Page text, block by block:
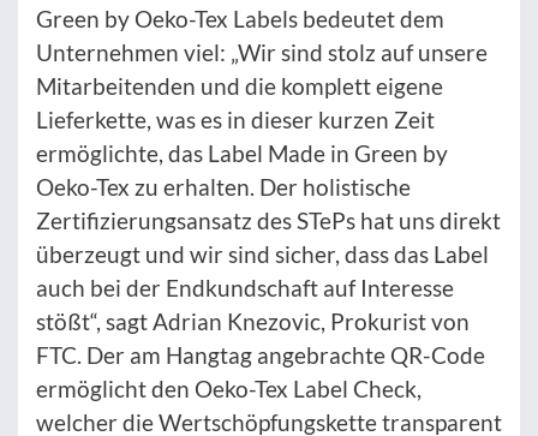
Green by Oeko-Tex Labels bedeutet dem
Unternehmen viel: „Wir sind stolz auf unsere
Mitarbeitenden und die komplett eigene
Lieferkette, was es in dieser kurzen Zeit
ermöglichte, das Label Made in Green by
Oeko-Tex zu erhalten. Der holistische
Zertifizierungsansatz des STePs hat uns direkt
überzeugt und wir sind sicher, dass das Label
auch bei der Endkundschaft auf Interesse
stößt“, sagt Adrian Knezovic, Prokurist von
FTC. Der am Hangtag angebrachte QR-Code
ermöglicht den Oeko-Tex Label Check,
welcher die Wertschöpfungskette transparent